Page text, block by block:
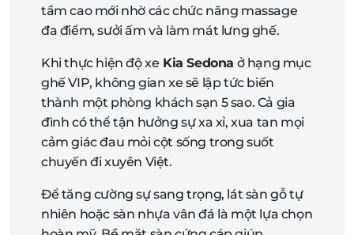
tầm cao mới nhờ các chức năng massage
đa điểm, sưởi ấm và làm mát lưng ghế.
Khi thực hiện độ xe Kia Sedona ở hạng mục
ghế VIP, không gian xe sẽ lập tức biến
thành một phòng khách sạn 5 sao. Cả gia
đình có thể tận hưởng sự xa xỉ, xua tan mọi
cảm giác đau mỏi cột sống trong suốt
chuyến đi xuyên Việt.
Để tăng cường sự sang trọng, lát sàn gỗ tự
nhiên hoặc sàn nhựa vân đá là một lựa chọn